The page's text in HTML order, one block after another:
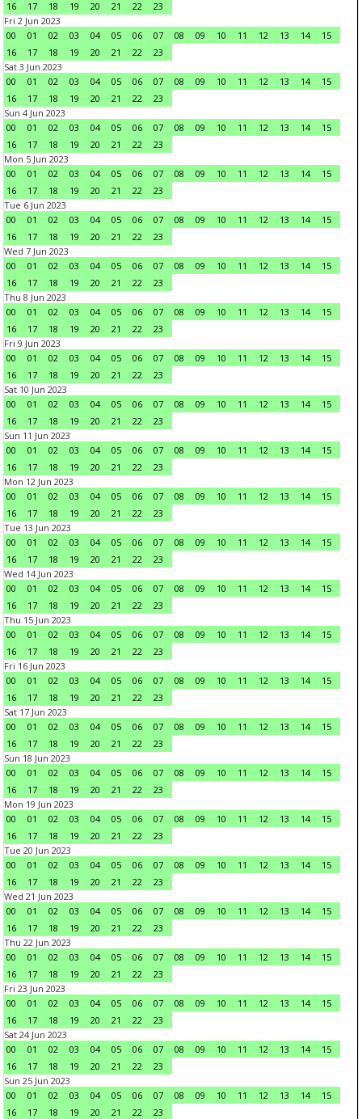
16
17 18 19 20 21 22
23
Fri 2 Jun 2023
00
01 02 03 04 05 06 07 08 09 10 11 12 13 14
15
16
17 18 19 20 21 22
23
Sat 3 Jun 2023
00
01 02 03 04 05 06 07 08 09 10 11 12 13 14
15
16
17 18 19 20 21 22
23
Sun 4 Jun 2023
00
01 02 03 04 05 06 07 08 09 10 11 12 13 14
15
16
17 18 19 20 21 22
23
Mon 5 Jun 2023
00
01 02 03 04 05 06 07 08 09 10 11 12 13 14
15
16
17 18 19 20 21 22
23
Tue 6 Jun 2023
00
01 02 03 04 05 06 07 08 09 10 11 12 13 14
15
16
17 18 19 20 21 22
23
Wed 7 Jun 2023
00
01 02 03 04 05 06 07 08 09 10 11 12 13 14
15
16
17 18 19 20 21 22
23
Thu 8 Jun 2023
00
01 02 03 04 05 06 07 08 09 10 11 12 13 14
15
16
17 18 19 20 21 22
23
Fri 9 Jun 2023
00
01 02 03 04 05 06 07 08 09 10 11 12 13 14
15
16
17 18 19 20 21 22
23
Sat 10 Jun 2023
00
01 02 03 04 05 06 07 08 09 10 11 12 13 14
15
16
17 18 19 20 21 22
23
Sun 11 Jun 2023
00
01 02 03 04 05 06 07 08 09 10 11 12 13 14
15
16
17 18 19 20 21 22
23
Mon 12 Jun 2023
00
01 02 03 04 05 06 07 08 09 10 11 12 13 14
15
16
17 18 19 20 21 22
23
Tue 13 Jun 2023
00
01 02 03 04 05 06 07 08 09 10 11 12 13 14
15
16
17 18 19 20 21 22
23
Wed 14 Jun 2023
00
01 02 03 04 05 06 07 08 09 10 11 12 13 14
15
16
17 18 19 20 21 22
23
Thu 15 Jun 2023
00
01 02 03 04 05 06 07 08 09 10 11 12 13 14
15
16
17 18 19 20 21 22
23
Fri 16 Jun 2023
00
01 02 03 04 05 06 07 08 09 10 11 12 13 14
15
16
17 18 19 20 21 22
23
Sat 17 Jun 2023
00
01 02 03 04 05 06 07 08 09 10 11 12 13 14
15
16
17 18 19 20 21 22
23
Sun 18 Jun 2023
00
01 02 03 04 05 06 07 08 09 10 11 12 13 14
15
16
17 18 19 20 21 22
23
Mon 19 Jun 2023
00
01 02 03 04 05 06 07 08 09 10 11 12 13 14
15
16
17 18 19 20 21 22
23
Tue 20 Jun 2023
00
01 02 03 04 05 06 07 08 09 10 11 12 13 14
15
16
17 18 19 20 21 22
23
Wed 21 Jun 2023
00
01 02 03 04 05 06 07 08 09 10 11 12 13 14
15
16
17 18 19 20 21 22
23
Thu 22 Jun 2023
00
01 02 03 04 05 06 07 08 09 10 11 12 13 14
15
16
17 18 19 20 21 22
23
Fri 23 Jun 2023
00
01 02 03 04 05 06 07 08 09 10 11 12 13 14
15
16
17 18 19 20 21 22
23
Sat 24 Jun 2023
00
01 02 03 04 05 06 07 08 09 10 11 12 13 14
15
16
17 18 19 20 21 22
23
Sun 25 Jun 2023
00
01 02 03 04 05 06 07 08 09 10 11 12 13 14
15
16
17 18 19 20 21 22
23